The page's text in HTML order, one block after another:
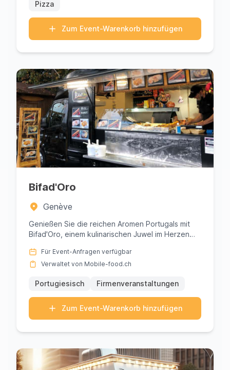
Pizza
Zum Event-Warenkorb hinzufügen
Bifad'Oro
Genève
Genießen Sie die reichen Aromen Portugals mit
Bifad'Oro, einem kulinarischen Juwel im Herzen
Für Event-Anfragen verfügbar
Verwaltet von Mobile-food.ch
Portugiesisch Firmenveranstaltungen
Zum Event-Warenkorb hinzufügen